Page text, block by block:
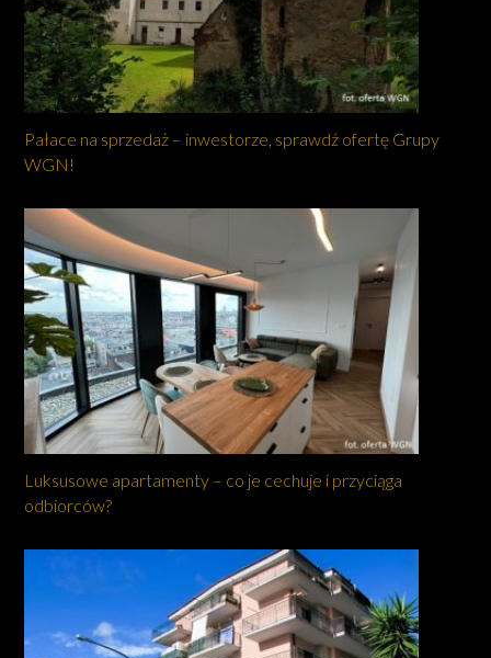
Pałace na sprzedaż – inwestorze, sprawdź ofertę Grupy
WGN!
Luksusowe apartamenty – co je cechuje i przyciąga
odbiorców?